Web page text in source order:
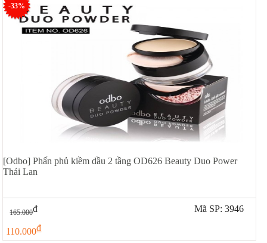
-33%
[Odbo] Phấn phủ kiềm dầu 2 tầng OD626 Beauty Duo Power
Thái Lan
165.000đ
110.000đ
Mã SP: 3946